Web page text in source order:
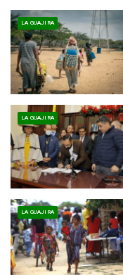
LA GUAJIRA
LA GUAJIRA
LA GUAJIRA